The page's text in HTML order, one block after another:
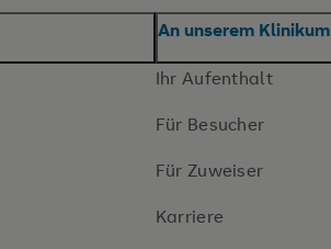
An unserem Klinikum
Ihr Aufenthalt
Für Besucher
Für Zuweiser
Karriere